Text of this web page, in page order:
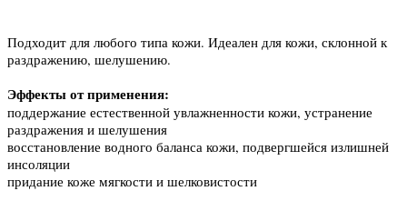
Подходит для любого типа кожи. Идеален для кожи, склонной к
раздражению, шелушению.
Эффекты от применения:
поддержание естественной увлажненности кожи, устранение
раздражения и шелушения
восстановление водного баланса кожи, подвергшейся излишней
инсоляции
придание коже мягкости и шелковистости